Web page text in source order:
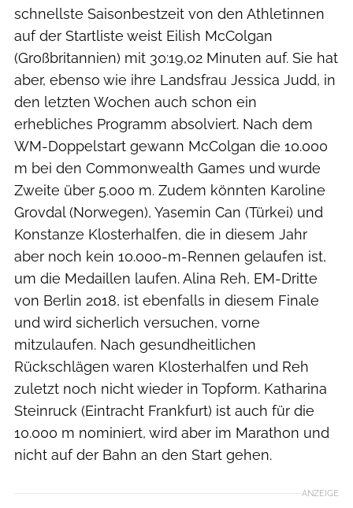
schnellste Saisonbestzeit von den Athletinnen
auf der Startliste weist Eilish McColgan
(Großbritannien) mit 30:19,02 Minuten auf. Sie hat
aber, ebenso wie ihre Landsfrau Jessica Judd, in
den letzten Wochen auch schon ein
erhebliches Programm absolviert. Nach dem
WM-Doppelstart gewann McColgan die 10.000
m bei den Commonwealth Games und wurde
Zweite über 5.000 m. Zudem könnten Karoline
Grovdal (Norwegen), Yasemin Can (Türkei) und
Konstanze Klosterhalfen, die in diesem Jahr
aber noch kein 10.000-m-Rennen gelaufen ist,
um die Medaillen laufen. Alina Reh, EM-Dritte
von Berlin 2018, ist ebenfalls in diesem Finale
und wird sicherlich versuchen, vorne
mitzulaufen. Nach gesundheitlichen
Rückschlägen waren Klosterhalfen und Reh
zuletzt noch nicht wieder in Topform. Katharina
Steinruck (Eintracht Frankfurt) ist auch für die
10.000 m nominiert, wird aber im Marathon und
nicht auf der Bahn an den Start gehen.
ANZEIGE